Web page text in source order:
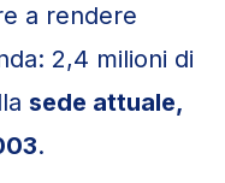
a rendere
2,4 milioni di
sede attuale,
.